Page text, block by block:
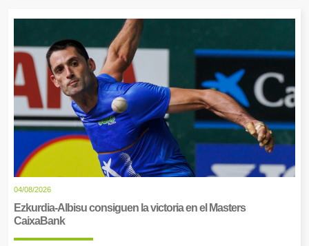
04/08/2026
Ezkurdia-Albisu consiguen la victoria en el Masters
CaixaBank